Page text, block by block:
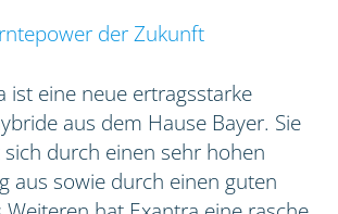
der Zukunft
ist eine neue ertragsstarke
aus dem Hause Bayer. Sie
durch einen sehr hohen
aus sowie durch einen guten